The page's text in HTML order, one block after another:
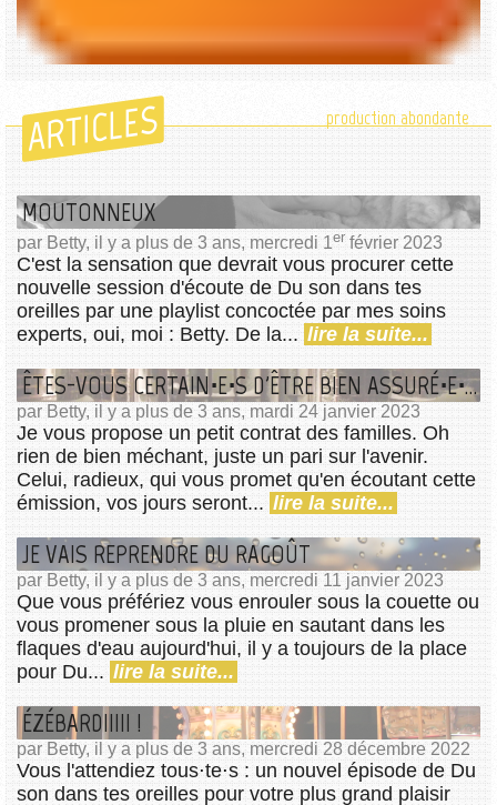
ARTICLES production abondante
MOUTONNEUX
par Betty, il y a plus de 3 ans, mercredi 1er février 2023
C'est la sensation que devrait vous procurer cette
nouvelle session d'écoute de Du son dans tes
oreilles par une playlist concoctée par mes soins
experts, oui, moi : Betty. De la... lire la suite...
ÊTES-VOUS CERTAIN⋅E⋅S D'ÊTRE BIEN ASSURÉ⋅E⋅S ?
par Betty, il y a plus de 3 ans, mardi 24 janvier 2023
Je vous propose un petit contrat des familles. Oh
rien de bien méchant, juste un pari sur l'avenir.
Celui, radieux, qui vous promet qu'en écoutant cette
émission, vos jours seront... lire la suite...
JE VAIS REPRENDRE DU RAGOÛT
par Betty, il y a plus de 3 ans, mercredi 11 janvier 2023
Que vous préfériez vous enrouler sous la couette ou
vous promener sous la pluie en sautant dans les
flaques d'eau aujourd'hui, il y a toujours de la place
pour Du... lire la suite...
ÉZÉBARDIIIII !
par Betty, il y a plus de 3 ans, mercredi 28 décembre 2022
Vous l'attendiez tous⋅te⋅s : un nouvel épisode de Du
son dans tes oreilles pour votre plus grand plaisir